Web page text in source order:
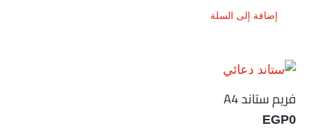
إضافة إلى السلة
فريم ستاند A4
EGP0